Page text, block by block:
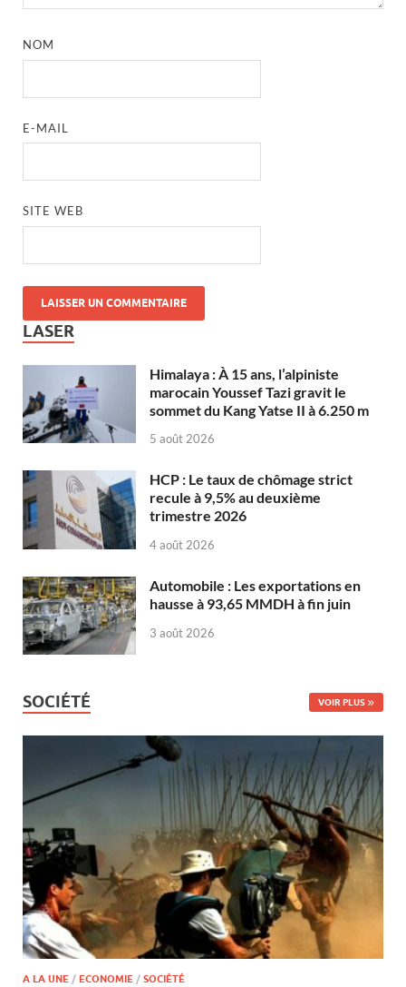
NOM
E-MAIL
SITE WEB
LASER
Himalaya : À 15 ans, l’alpiniste
marocain Youssef Tazi gravit le
sommet du Kang Yatse II à 6.250 m
5 août 2026
HCP : Le taux de chômage strict
recule à 9,5% au deuxième
trimestre 2026
4 août 2026
Automobile : Les exportations en
hausse à 93,65 MMDH à fin juin
3 août 2026
SOCIÉTÉ VOIR PLUS
A LA UNE / ECONOMIE / SOCIÉTÉ